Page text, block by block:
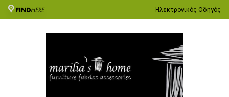
Ηλεκτρονικός Οδηγός